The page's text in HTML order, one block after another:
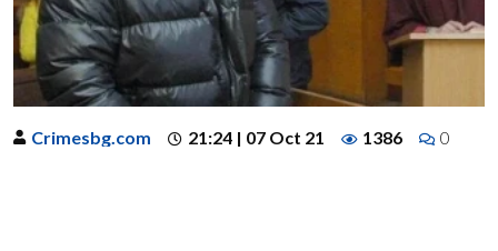
Crimesbg.com 21:24 | 07 Oct 21 1386 0